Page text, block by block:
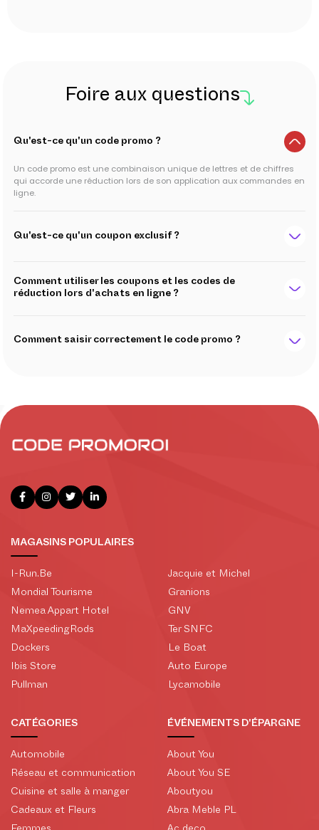
Foire aux questions
Qu'est-ce qu'un code promo ?
Un code promo est une combinaison unique de lettres et de chiffres
qui accorde une réduction lors de son application aux commandes en
ligne.
Qu'est-ce qu'un coupon exclusif ?
Comment utiliser les coupons et les codes de
réduction lors d'achats en ligne ?
Comment saisir correctement le code promo ?
MAGASINS POPULAIRES
I-Run.Be
Mondial Tourisme
Nemea Appart Hotel
MaXpeedingRods
Dockers
Ibis Store
Pullman
Jacquie et Michel
Granions
GNV
Ter SNFC
Le Boat
Auto Europe
Lycamobile
CATÉGORIES
Automobile
Réseau et communication
Cuisine et salle à manger
Cadeaux et Fleurs
ÉVÉNEMENTS D'ÉPARGNE
About You
About You SE
Aboutyou
Abra Meble PL